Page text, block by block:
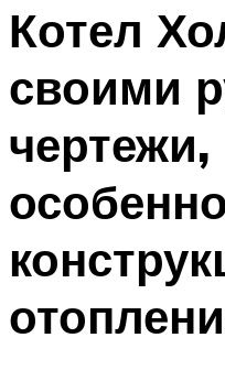
Котел
своими
чертежи,